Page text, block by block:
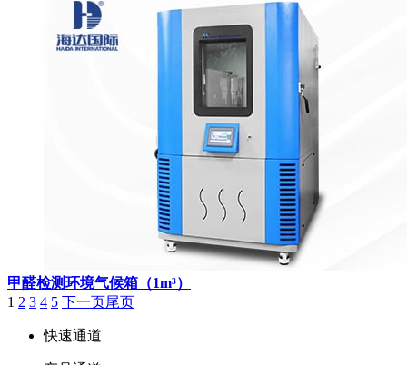
甲醛检测环境气候箱（1m³）
1 2 3 4 5 下一页尾页
快速通道